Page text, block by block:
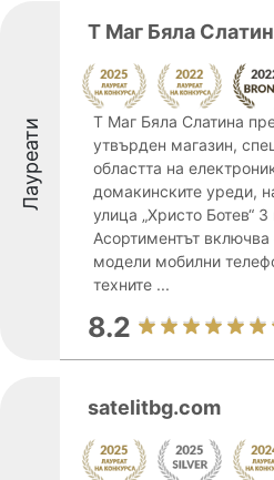
Лауреати
Т Маг Бяла
Т Маг Бяла Слатина
утвърден магазин,
областта на
домакинските уреди,
улица „Христо Ботев“
Асортиментът
модели мобилни
техните ...
8.2
satelitbg.com